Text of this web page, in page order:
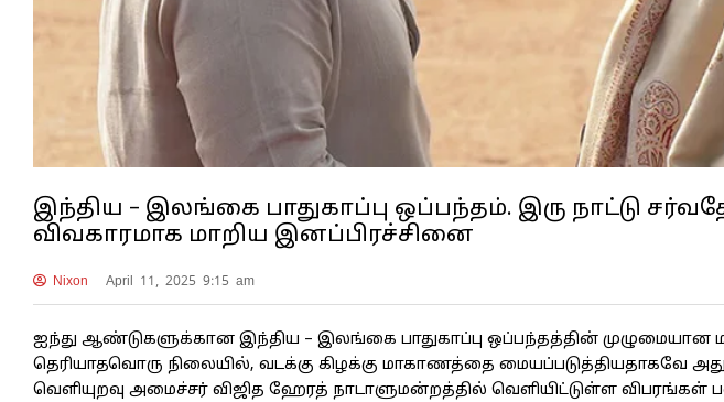
இந்திய – இலங்கை பாதுகாப்பு ஒப்பந்தம். இரு நாட்டு
விவகாரமாக மாறிய இனப்பிரச்சினை
Nixon April 11, 2025 9:15 am
ஐந்து ஆண்டுகளுக்கான இந்திய – இலங்கை பாதுகாப்பு ஒப்பந்தத்தின்
தெரியாதவொரு நிலையில், வடக்கு கிழக்கு மாகாணத்தை மையப்படுத்தியதாகவே
வெளியுறவு அமைச்சர் விஜித ஹேரத் நாடாளுமன்றத்தில் வெளியிட்டுள்ள